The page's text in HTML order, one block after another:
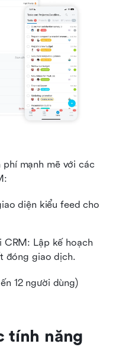
mạnh mẽ với các
diện kiểu feed cho
Lập kế hoạch
đóng giao dịch.
12 người dùng)
tính năng